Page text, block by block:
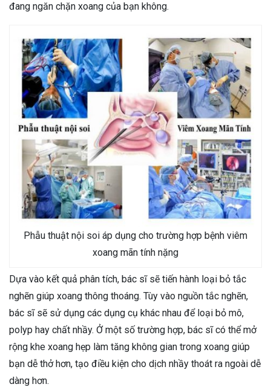
đang ngăn chặn xoang của bạn không.
Phẫu thuật nội soi áp dụng cho trường hợp bệnh viêm
xoang mãn tính nặng
Dựa vào kết quả phân tích, bác sĩ sẽ tiến hành loại bỏ tắc
nghẽn giúp xoang thông thoáng. Tùy vào nguồn tắc nghẽn,
bác sĩ sẽ sử dụng các dụng cụ khác nhau để loại bỏ mô,
polyp hay chất nhầy. Ở một số trường hợp, bác sĩ có thể mở
rộng khe xoang hẹp làm tăng không gian trong xoang giúp
bạn dễ thở hơn, tạo điều kiện cho dịch nhầy thoát ra ngoài dễ
dàng hơn.